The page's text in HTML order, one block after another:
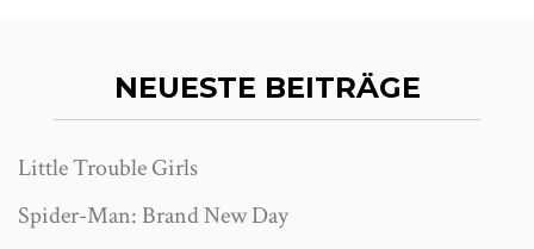
NEUESTE BEITRÄGE
Little Trouble Girls
Spider-Man: Brand New Day